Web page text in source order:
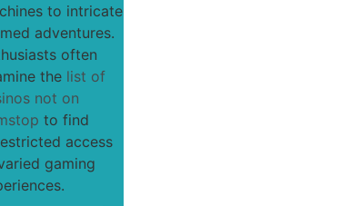
to intricate
adventures.
often
the list of
not on
to find
access
gaming